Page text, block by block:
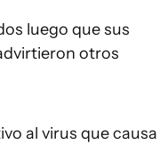
luego que sus
otros
al virus que causa